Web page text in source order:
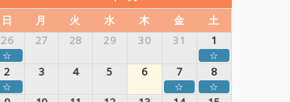
日 月 火 水 木 金
土
26
27 28 29 30 31 1
☆ ☆
2 3 4 5 6 7 8
☆ ☆ ☆